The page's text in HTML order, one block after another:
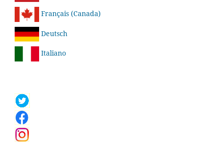
Français (Canada)
Deutsch
Italiano